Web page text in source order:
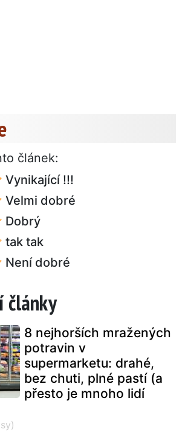
článek:
Vynikající !!!
Velmi dobré
Dobrý
tak tak
Není dobré
články
8 nejhorších mražených
potravin v
supermarketu: drahé,
bez chuti, plné pastí (a
přesto je mnoho lidí